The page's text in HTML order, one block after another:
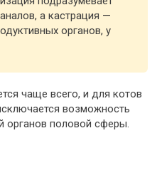
а кастрация —
органов, у
чаще всего, и для котов
возможность
органов половой сферы.